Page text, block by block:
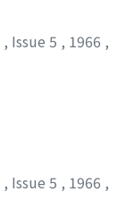
, Issue 5 , 1966 ,
, Issue 5 , 1966 ,